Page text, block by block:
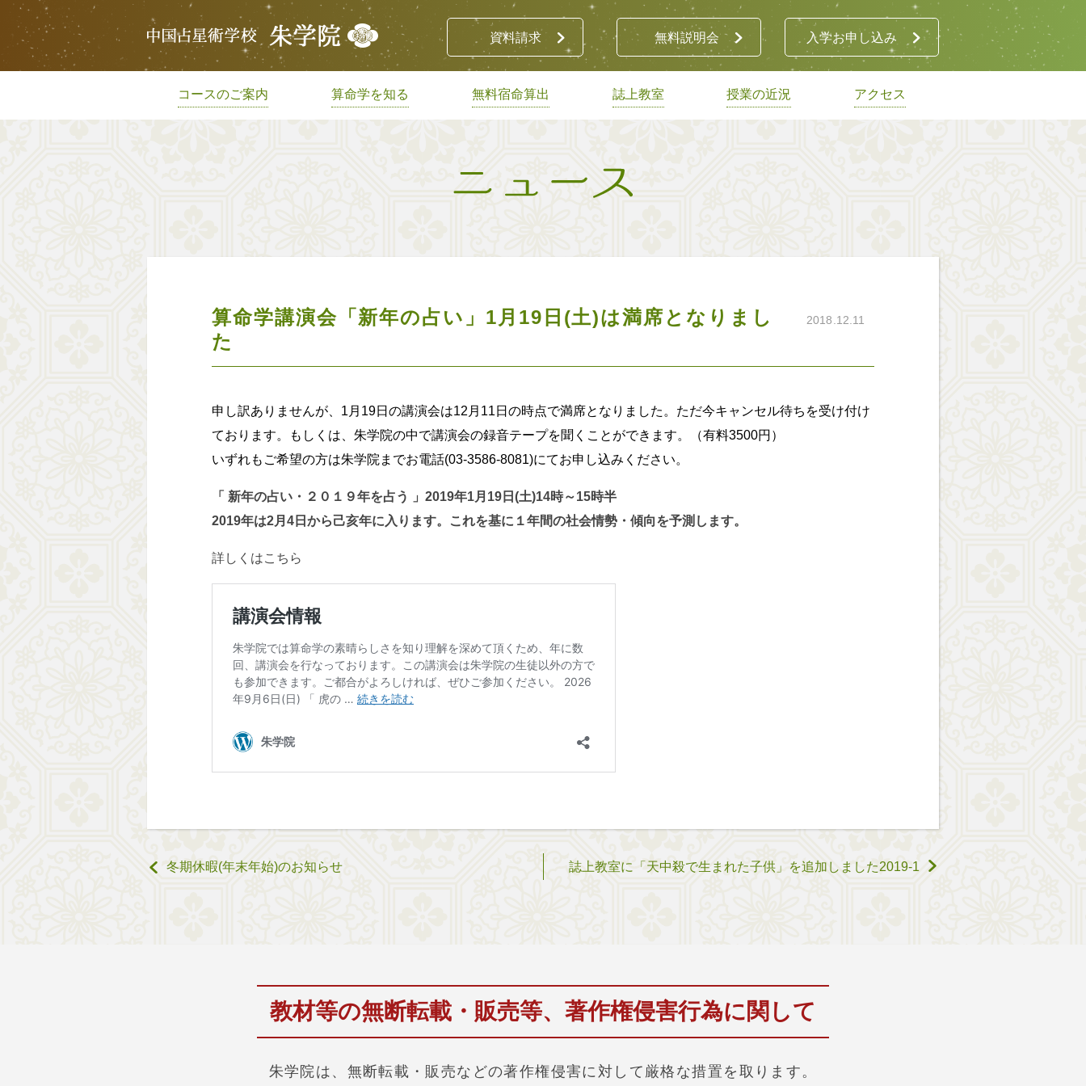
資料請求 無料説明会 入学お申し込み
コースのご案内 算命学を知る 無料宿命算出 誌上教室 授業の近況 アクセス
算命学講演会「新年の占い」1月19日(土)は満席となりまし
た
2018.12.11
申し訳ありませんが、1月19日の講演会は12 月11日の時点で満席となりました。ただ今キャンセル待ちを受け付け
ております。もしくは、朱学院の中で講演会の録音テープを聞くことができます。（有料3500円）
いずれもご希望の方は朱学院までお電話(03-3586-8081)にてお申し込みください。
「 新年の占い・２０１９年を占う 」2019年1月19日(土)14時～15時半
2019年は2月4日から己亥年に入ります。これを基に１年間の社会情勢・傾向を予測します。
詳しくはこちら
冬期休暇(年末年始)のお知らせ 誌上教室に「天中殺で生まれた子供」を追加しました2019-1
教材等の無断転載・販売等、 著作権侵害行為に関して
朱学院は、無断転載・販売などの著作権侵害に対して厳格な措置を取ります。